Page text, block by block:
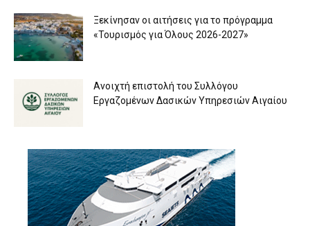
Ξεκίνησαν οι αιτήσεις για το πρόγραμμα
«Τουρισμός για Όλους 2026-2027»
Aνοιχτή επιστολή του Συλλόγου
Εργαζομένων Δασικών Υπηρεσιών Αιγαίου